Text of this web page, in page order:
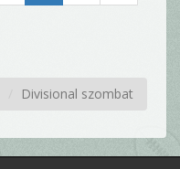
Divisional szombat